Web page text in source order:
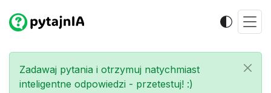
Zadawaj pytania i otrzymuj natychmiast
inteligentne odpowiedzi - przetestuj! :)